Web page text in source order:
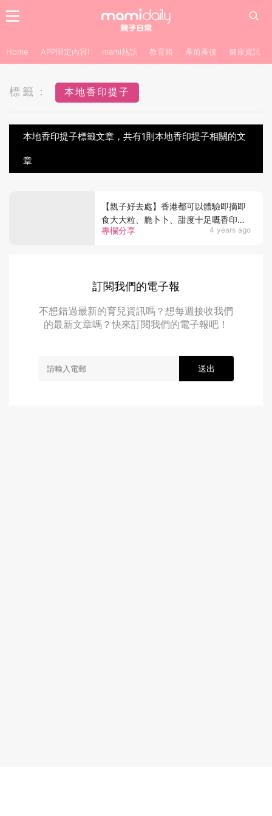
Home APP限定內容! mami熱話 教育路 產前產後 健康資訊
標籤： 本地香印提子
本地香印提子標籤文章，共有1則本地香印提子相關的文
章
專欄分享 4 years ago
【親子好去處】香港都可以體驗即摘即
食大大粒、脆卜卜、甜度十足嘅香印提
子
訂閱我們的電子報
不想錯過最新的育兒資訊嗎？想每週接收我們
的最新文章嗎？快來訂閱我們的電子報吧！
送出